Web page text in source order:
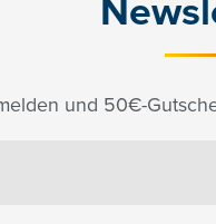
und 50€-